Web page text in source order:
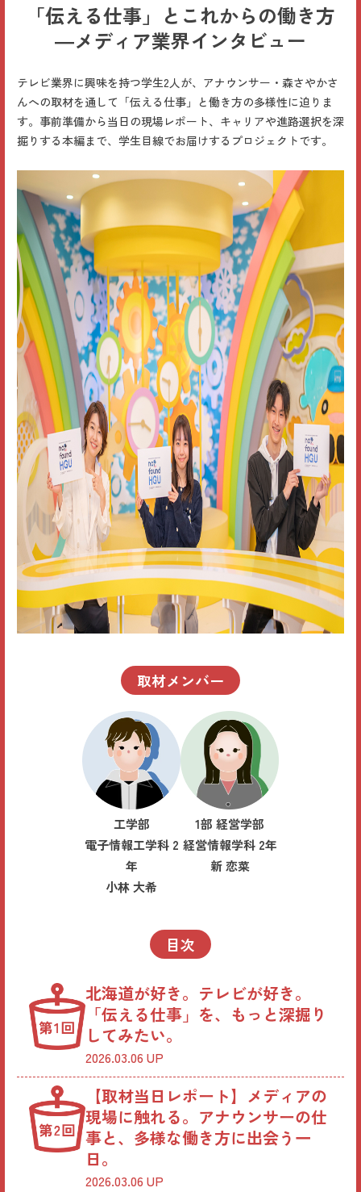
「伝える仕事」とこれからの働き方
―メディア業界インタビュー
テレビ業界に興味を持つ学生2人が、アナウンサー・森さやかさ
んへの取材を通して「伝える仕事」と働き方の多様性に迫りま
す。事前準備から当日の現場レポート、キャリアや進路選択を深
掘りする本編まで、学生目線でお届けするプロジェクトです。
取材メンバー
工学部
電子情報工学科 2
年
小林 大希
1部 経営学部
経営情報学科 2年
新 恋菜
目次
北海道が好き。テレビが好き。
「伝える仕事」を、もっと深掘り
してみたい。
2026.03.06 UP
【取材当日レポート】メディアの
現場に触れる。アナウンサーの仕
事と、多様な働き方に出会う一
日。
2026.03.06 UP